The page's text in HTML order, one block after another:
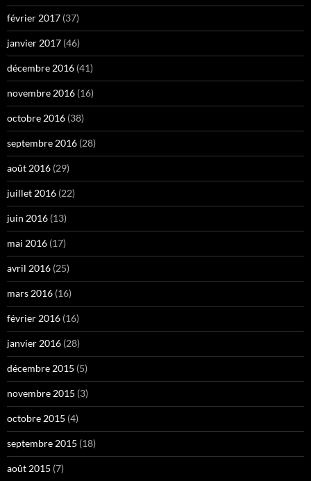
février 2017 (37)
janvier 2017 (46)
décembre 2016 (41)
novembre 2016 (16)
octobre 2016 (38)
septembre 2016 (28)
août 2016 (29)
juillet 2016 (22)
juin 2016 (13)
mai 2016 (17)
avril 2016 (25)
mars 2016 (16)
février 2016 (16)
janvier 2016 (28)
décembre 2015 (5)
novembre 2015 (3)
octobre 2015 (4)
septembre 2015 (18)
août 2015 (7)